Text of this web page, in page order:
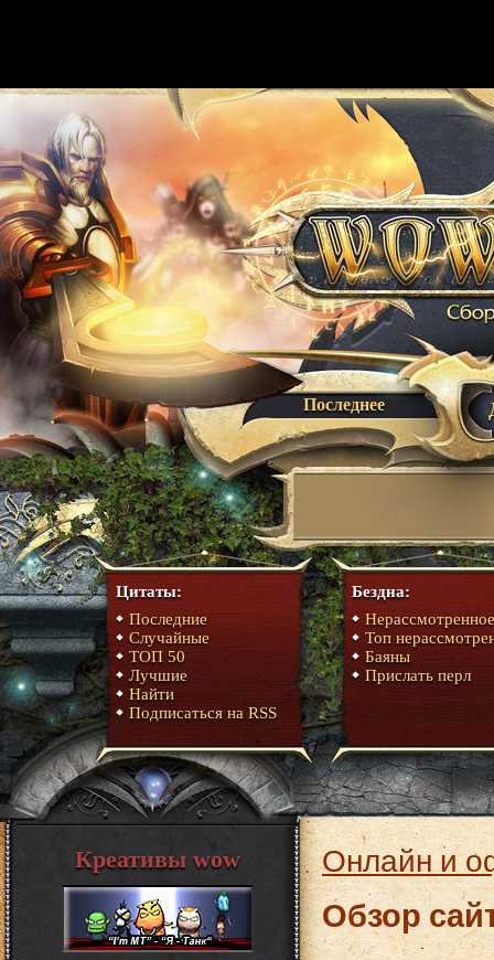
Последнее
Цитаты:
Последние
Случайные
ТОП 50
Лучшие
Найти
Подписаться на RSS
Бездна:
Нерассмотренное
Топ
Баяны
Прислать перл
Онлайн и
Обзор
Креативы wow